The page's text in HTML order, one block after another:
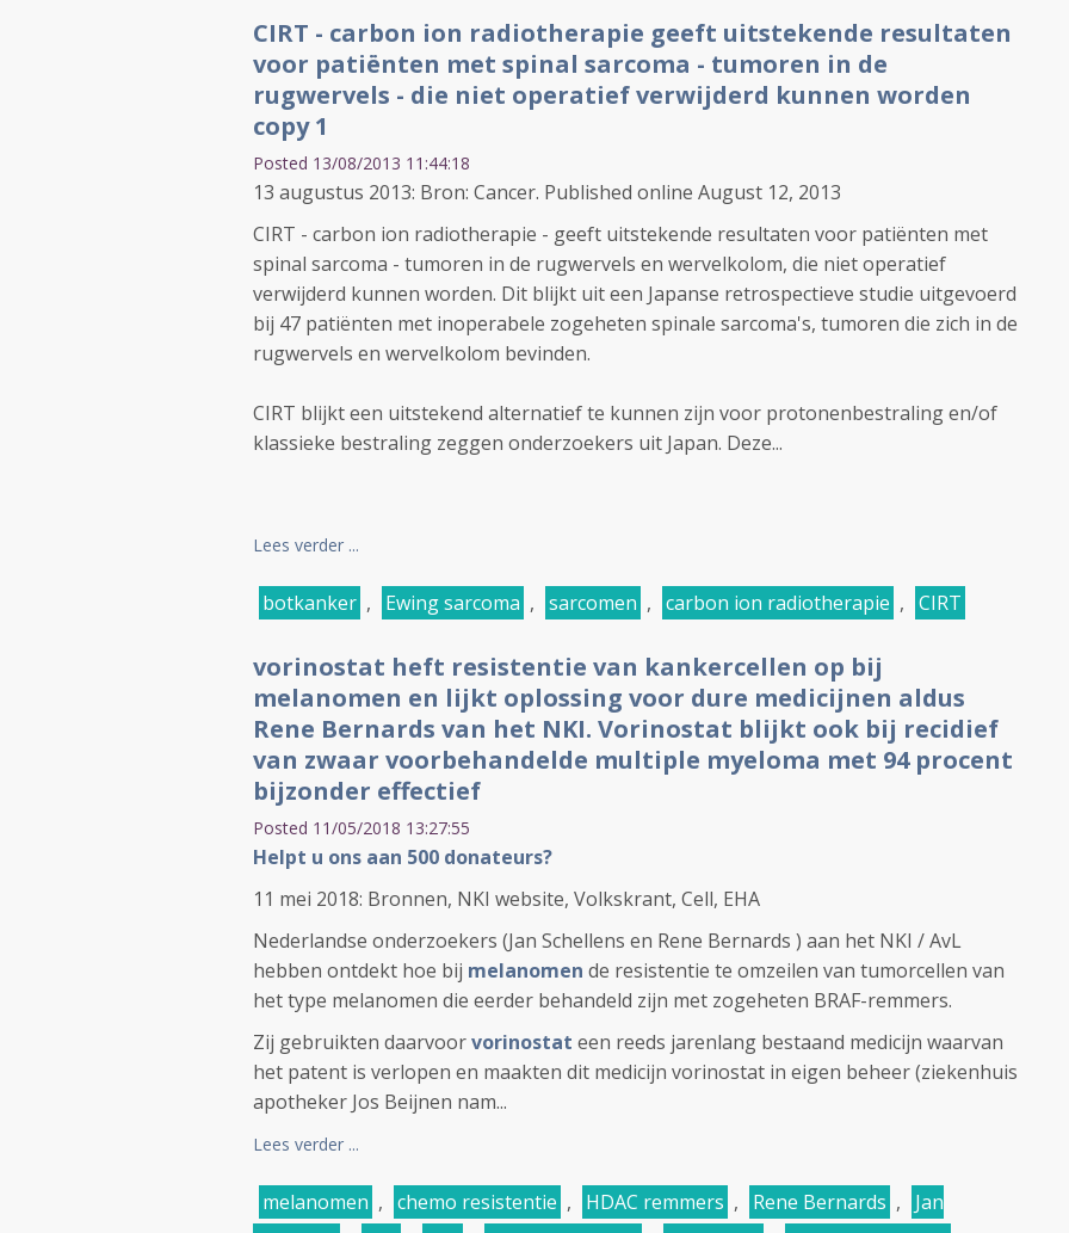
CIRT - carbon ion radiotherapie geeft uitstekende resultaten
voor patiënten met spinal sarcoma - tumoren in de
rugwervels - die niet operatief verwijderd kunnen worden
copy 1
Posted 13/08/2013 11:44:18
13 augustus 2013: Bron: Cancer. Published online August 12, 2013
CIRT - carbon ion radiotherapie - geeft uitstekende resultaten voor patiënten met
spinal sarcoma - tumoren in de rugwervels en wervelkolom, die niet operatief
verwijderd kunnen worden. Dit blijkt uit een Japanse retrospectieve studie uitgevoerd
bij 47 patiënten met inoperabele zogeheten spinale sarcoma's, tumoren die zich in de
rugwervels en wervelkolom bevinden.
CIRT blijkt een uitstekend alternatief te kunnen zijn voor protonenbestraling en/of
klassieke bestraling zeggen onderzoekers uit Japan. Deze...
Lees verder ...
botkanker , Ewing sarcoma , sarcomen , carbon ion radiotherapie , CIRT
vorinostat heft resistentie van kankercellen op bij
melanomen en lijkt oplossing voor dure medicijnen aldus
Rene Bernards van het NKI. Vorinostat blijkt ook bij recidief
van zwaar voorbehandelde multiple myeloma met 94 procent
bijzonder effectief
Posted 11/05/2018 13:27:55
Helpt u ons aan 500 donateurs?
11 mei 2018: Bronnen, NKI website, Volkskrant, Cell, EHA
Nederlandse onderzoekers (Jan Schellens en Rene Bernards ) aan het NKI / AvL
hebben ontdekt hoe bij melanomen de resistentie te omzeilen van tumorcellen van
het type melanomen die eerder behandeld zijn met zogeheten BRAF-remmers.
Zij gebruikten daarvoorvorinostat een reeds jarenlang bestaand medicijn waarvan
het patent is verlopen en maakten dit medicijn vorinostat in eigen beheer (ziekenhuis
apotheker Jos Beijnen nam...
Lees verder ...
melanomen , chemo resistentie , HDAC remmers , Rene Bernards ,
Jan